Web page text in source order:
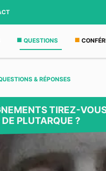
QUESTIONS
& RÉPONSES
TIREZ-
PLUTARQUE ?